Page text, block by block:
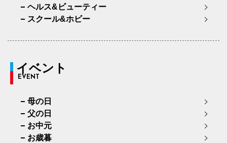
ヘルス&ビューティー
スクール&ホビー
イベント
EVENT
母の日
父の日
お中元
お歳暮